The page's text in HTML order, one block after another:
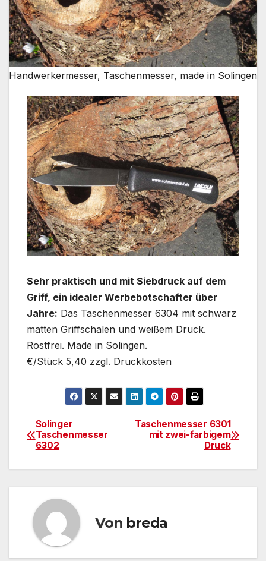
Handwerkermesser, Taschenmesser, made in Solingen
Sehr praktisch und mit Siebdruck auf dem
Griff, ein idealer Werbebotschafter über
Jahre: Das Taschenmesser 6304 mit schwarz
matten Griffschalen und weißem Druck.
Rostfrei. Made in Solingen.
€/Stück 5,40 zzgl. Druckkosten
Beitragsnavigation
Taschenmesser 6301
mit zwei-farbigem
Druck
Solinger
Taschenmesser
6302
Von breda